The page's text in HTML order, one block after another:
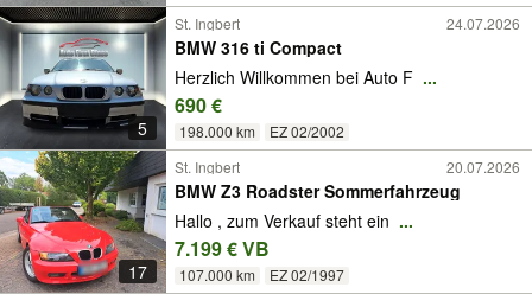
5
St. Ingbert 24.07.2026
BMW 316 ti Compact
Herzlich Willkommen bei Auto F ...
690 €
198.000 km EZ 02/2002
17
St. Ingbert 20.07.2026
BMW Z3 Roadster Sommerfahrzeug
Hallo , zum Verkauf steht ein ...
7.199 € VB
107.000 km EZ 02/1997